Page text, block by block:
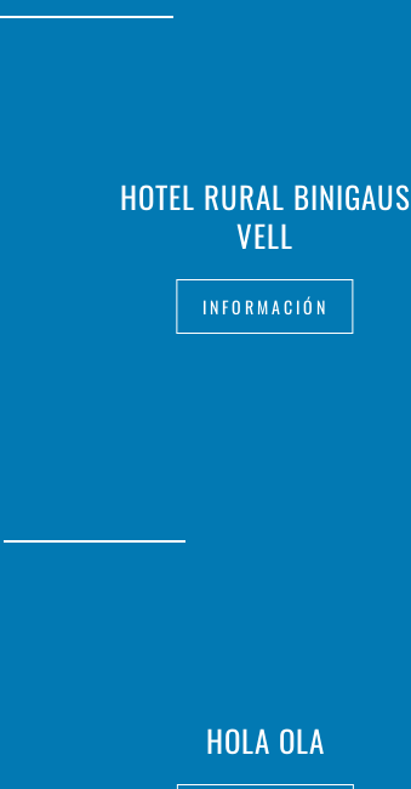
HOTEL RURAL BINIGAUS
VELL
INFORMACIÓN
HOLA OLA